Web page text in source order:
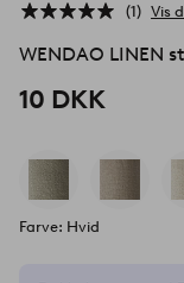
1 Vis
WENDAO LINEN
10 DKK
Farve: Hvid